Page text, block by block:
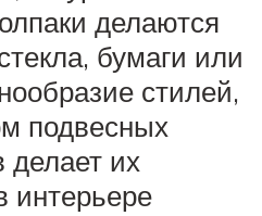
делаются
бумаги или
стилей,
подвесных
делает их
интерьере